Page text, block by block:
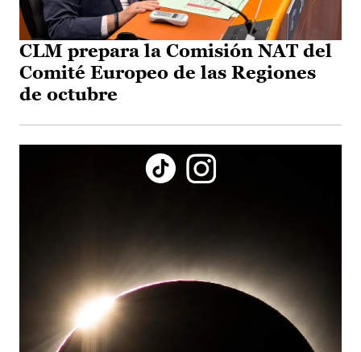
CLM prepara la Comisión NAT del
Comité Europeo de las Regiones
de octubre